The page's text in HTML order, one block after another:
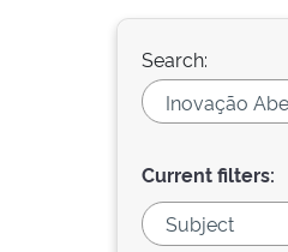
Search:
Current filters: